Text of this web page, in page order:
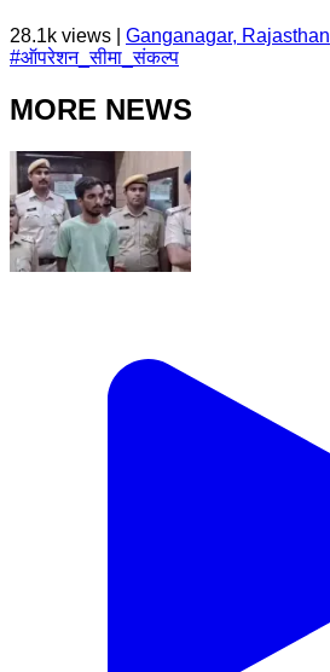
28.1k views | Ganganagar, Rajasthan
#ऑपरेशन_सीमा_संकल्प
MORE NEWS